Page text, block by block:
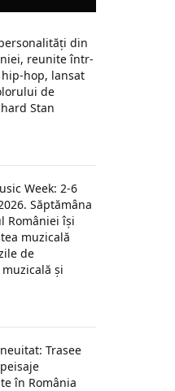
din
reunite într-
hop, lansat
de
Stan
Week: 2-6
Săptămâna
României își
muzicală
de
și
Trasee
în România